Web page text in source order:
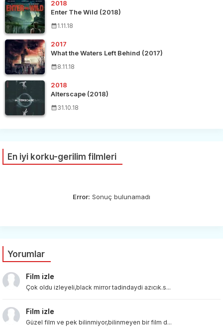
2018
Enter The Wild (2018)
1.11.18
2017
What the Waters Left Behind (2017)
8.11.18
2018
Alterscape (2018)
31.10.18
En iyi korku-gerilim filmleri
Error: Sonuç bulunamadı
Yorumlar
Film izle
Çok oldu izleyeli,black mirror tadindaydi azıcık.s...
Film izle
Güzel film ve pek bilinmiyor,bilinmeyen bir film d...